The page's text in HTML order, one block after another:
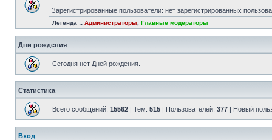
Зарегистрированные пользователи: нет зарегистрированных
Легенда :: Администраторы Главные модераторы
Дни рождения
Сегодня нет Дней рождения.
Статистика
Всего сообщений: 15562 | Тем: 515 | Пользователей: 377 | Новый
Вход